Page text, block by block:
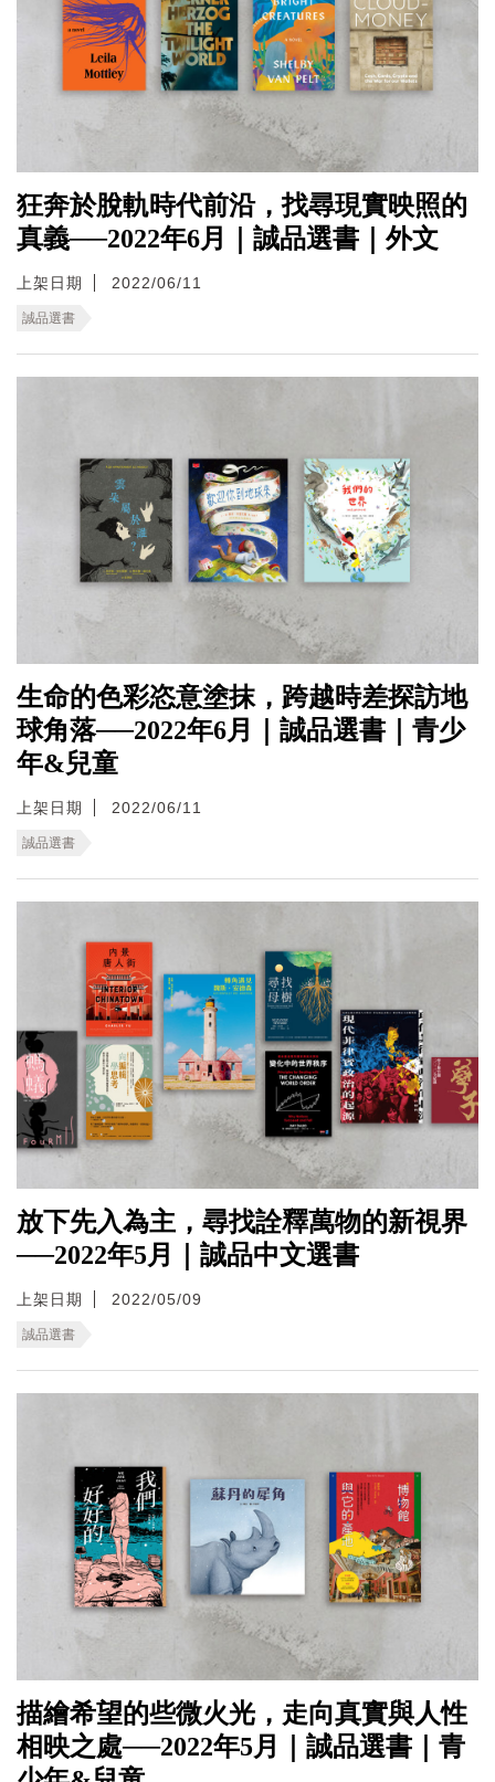
狂奔於脫軌時代前沿，找尋現實映照的
真義──2022年6月｜誠品選書｜外文
上架日期 2022/06/11
誠品選書
生命的色彩恣意塗抹，跨越時差探訪地
球角落──2022年6月｜誠品選書｜青少
年&兒童
上架日期 2022/06/11
誠品選書
放下先入為主，尋找詮釋萬物的新視界
──2022年5月｜誠品中文選書
上架日期 2022/05/09
誠品選書
描繪希望的些微火光，走向真實與人性
相映之處──2022年5月｜誠品選書｜青